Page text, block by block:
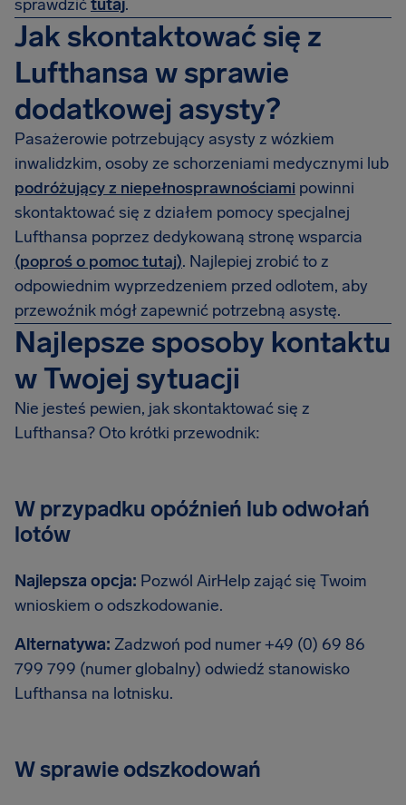
sprawdzićtutaj.
Jak skontaktować się z
Lufthansa w sprawie
dodatkowej asysty?
Pasażerowie potrzebujący asysty z wózkiem
inwalidzkim, osoby ze schorzeniami medycznymi lub
podróżujący z niepełnosprawnościami powinni
skontaktować się z działem pomocy specjalnej
Lufthansa poprzez dedykowaną stronę wsparcia
(poproś o pomoc tutaj). Najlepiej zrobić to z
odpowiednim wyprzedzeniem przed odlotem, aby
przewoźnik mógł zapewnić potrzebną asystę.
Najlepsze sposoby kontaktu
w Twojej sytuacji
Nie jesteś pewien, jak skontaktować się z
Lufthansa? Oto krótki przewodnik:
W przypadku opóźnień lub odwołań
lotów
Najlepsza opcja: Pozwól AirHelp zająć się Twoim
wnioskiem o odszkodowanie.
Alternatywa: Zadzwoń pod numer +49 (0) 69 86
799 799 (numer globalny) odwiedź stanowisko
Lufthansa na lotnisku.
W sprawie odszkodowań